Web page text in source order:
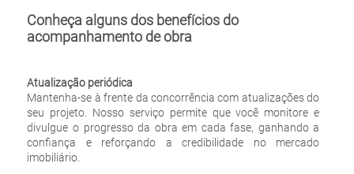
Conheça alguns dos benefícios do
acompanhamento de obra
Atualização periódica
Mantenha-se à frente da concorrência com atualizações do
seu projeto. Nosso serviço permite que você monitore e
divulgue o progresso da obra em cada fase, ganhando a
confiança e reforçando a credibilidade no mercado
imobiliário.